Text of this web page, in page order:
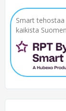
Smart
kaikista